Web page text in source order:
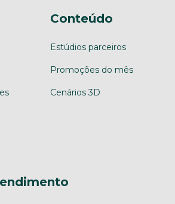
Conteúdo
Estúdios parceiros
Promoções do mês
Cenários 3D